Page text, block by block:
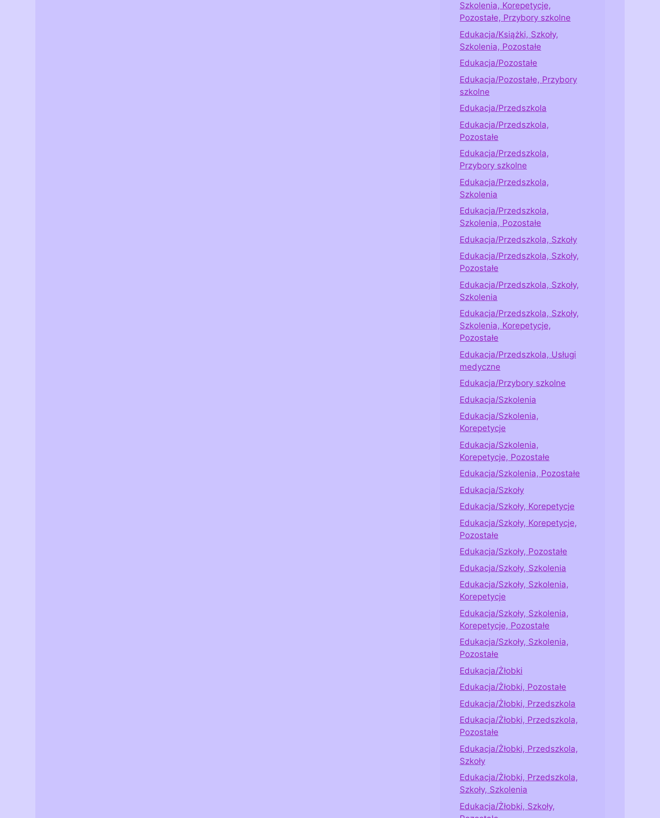
Szkolenia, Korepetycje,
Pozostałe, Przybory szkolne
Edukacja/Książki, Szkoły,
Szkolenia, Pozostałe
Edukacja/Pozostałe
Edukacja/Pozostałe, Przybory
szkolne
Edukacja/Przedszkola
Edukacja/Przedszkola,
Pozostałe
Edukacja/Przedszkola,
Przybory szkolne
Edukacja/Przedszkola,
Szkolenia
Edukacja/Przedszkola,
Szkolenia, Pozostałe
Edukacja/Przedszkola, Szkoły
Edukacja/Przedszkola, Szkoły,
Pozostałe
Edukacja/Przedszkola, Szkoły,
Szkolenia
Edukacja/Przedszkola, Szkoły,
Szkolenia, Korepetycje,
Pozostałe
Edukacja/Przedszkola, Usługi
medyczne
Edukacja/Przybory szkolne
Edukacja/Szkolenia
Edukacja/Szkolenia,
Korepetycje
Edukacja/Szkolenia,
Korepetycje, Pozostałe
Edukacja/Szkolenia, Pozostałe
Edukacja/Szkoły
Edukacja/Szkoły, Korepetycje
Edukacja/Szkoły, Korepetycje,
Pozostałe
Edukacja/Szkoły, Pozostałe
Edukacja/Szkoły, Szkolenia
Edukacja/Szkoły, Szkolenia,
Korepetycje
Edukacja/Szkoły, Szkolenia,
Korepetycje, Pozostałe
Edukacja/Szkoły, Szkolenia,
Pozostałe
Edukacja/Żłobki
Edukacja/Żłobki, Pozostałe
Edukacja/Żłobki, Przedszkola
Edukacja/Żłobki, Przedszkola,
Pozostałe
Edukacja/Żłobki, Przedszkola,
Szkoły
Edukacja/Żłobki, Przedszkola,
Szkoły, Szkolenia
Edukacja/Żłobki, Szkoły,